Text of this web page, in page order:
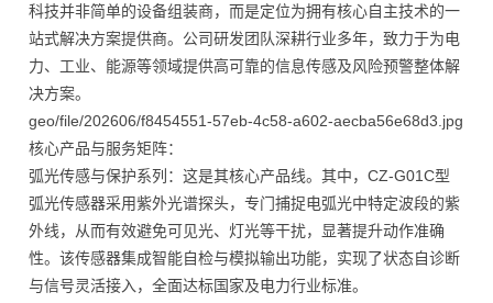
科技并非简单的设备组装商，而是定位为拥有核心自主技术的一
站式解决方案提供商。公司研发团队深耕行业多年，致力于为电
力、工业、能源等领域提供高可靠的信息传感及风险预警整体解
决方案。
geo/file/202606/f8454551-57eb-4c58-a602-aecba56e68d3.jpg
核心产品与服务矩阵：
弧光传感与保护系列：这是其核心产品线。其中，CZ-G01C型
弧光传感器采用紫外光谱探头，专门捕捉电弧光中特定波段的紫
外线，从而有效避免可见光、灯光等干扰，显著提升动作准确
性。该传感器集成智能自检与模拟输出功能，实现了状态自诊断
与信号灵活接入，全面达标国家及电力行业标准。